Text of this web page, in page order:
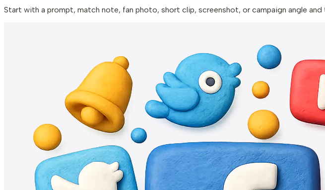
Start with a prompt, match note, fan photo, short clip, screenshot, or campaign angle